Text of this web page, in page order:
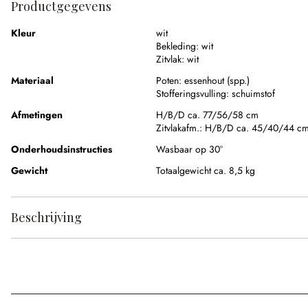
Productgegevens
Kleur
wit
Bekleding: wit
Zitvlak: wit
Materiaal
Poten: essenhout (spp.)
Stofferingsvulling: schuimstof
Afmetingen
H/B/D ca. 77/56/58 cm
Zitvlakafm.: H/B/D ca. 45/40/44 cm
Onderhoudsinstructies
Wasbaar op 30°
Gewicht
Totaalgewicht ca. 8,5 kg
Beschrijving